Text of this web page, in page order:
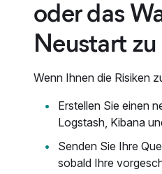
oder das
Neustart
Wenn Ihnen die Risiken
Erstellen Sie einen
Logstash, Kibana
Senden Sie Ihre
sobald Ihre